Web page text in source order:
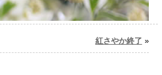
紅さやか終了 »